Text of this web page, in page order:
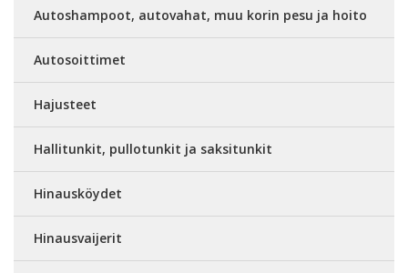
Autoshampoot, autovahat, muu korin pesu ja hoito
Autosoittimet
Hajusteet
Hallitunkit, pullotunkit ja saksitunkit
Hinausköydet
Hinausvaijerit